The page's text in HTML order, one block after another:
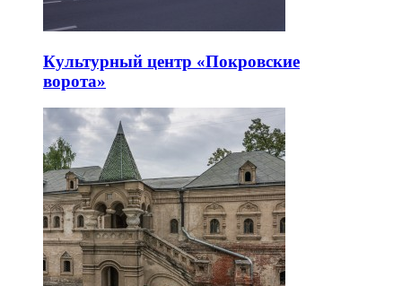
Культурный центр «Покровские
ворота»